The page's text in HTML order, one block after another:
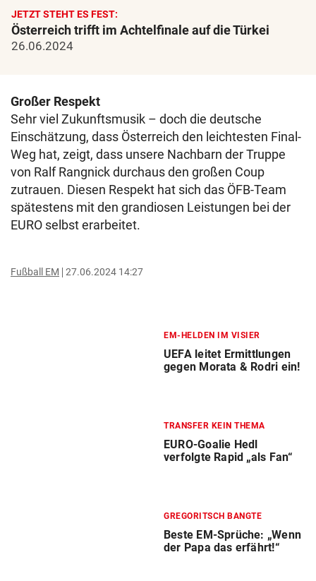
JETZT STEHT ES FEST:
Österreich trifft im Achtelfinale auf die Türkei
26.06.2024
Großer Respekt
Sehr viel Zukunftsmusik – doch die deutsche
Einschätzung, dass Österreich den leichtesten Final-
Weg hat, zeigt, dass unsere Nachbarn der Truppe
von Ralf Rangnick durchaus den großen Coup
zutrauen. Diesen Respekt hat sich das ÖFB-Team
spätestens mit den grandiosen Leistungen bei der
EURO selbst erarbeitet.
Fußball EM 27.06.2024 14:27
EM-HELDEN IM VISIER
UEFA leitet Ermittlungen
gegen Morata & Rodri ein!
TRANSFER KEIN THEMA
EURO-Goalie Hedl
verfolgte Rapid „als Fan“
GREGORITSCH BANGTE
Beste EM-Sprüche: „Wenn
der Papa das erfährt!“